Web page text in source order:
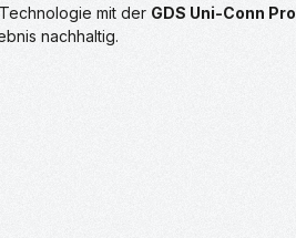
mit der GDS Uni-Conn Pro
nachhaltig.